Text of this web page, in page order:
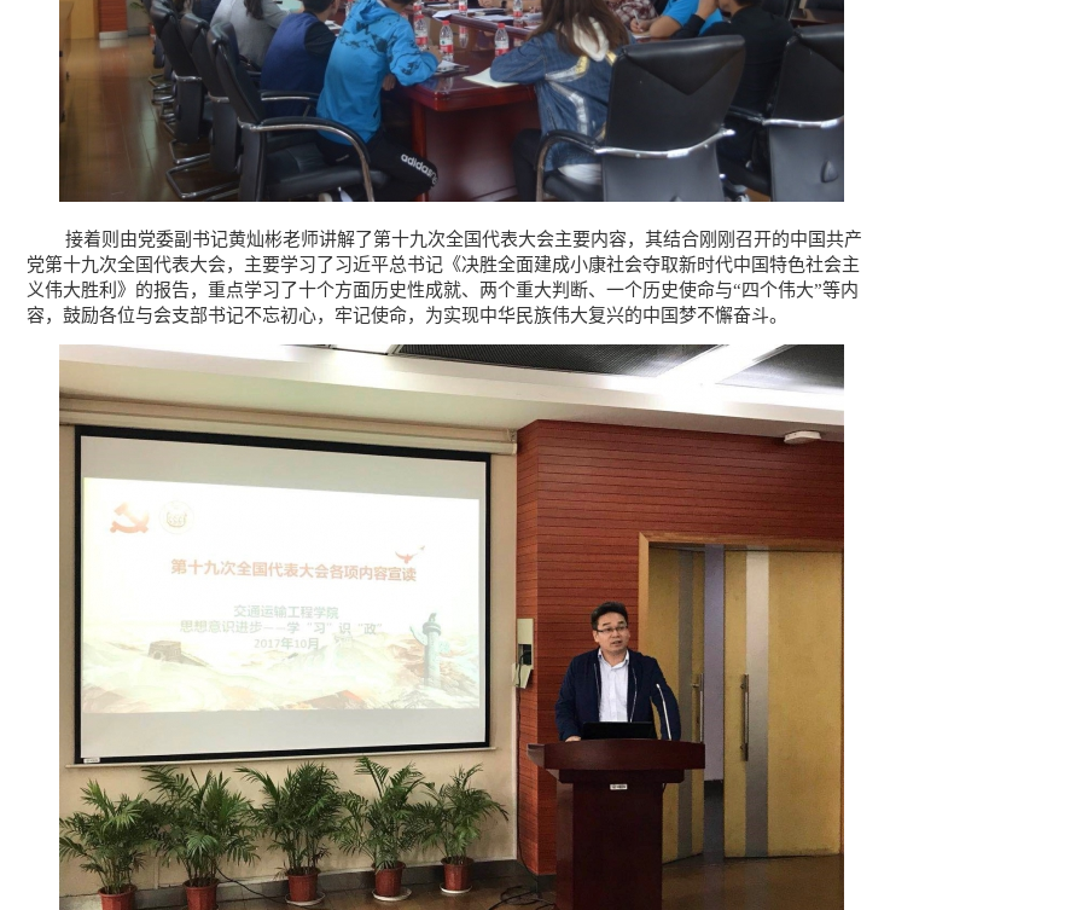
接着则由党委副书记黄灿彬老师讲解了第十九次全国代表大会主要内容，其结合刚刚召开的中国共产
党第十九次全国代表大会，主要学习了习近平总书记《决胜全面建成小康社会夺取新时代中国特色社会主
义伟大胜利》的报告，重点学习了十个方面历史性成就、两个重大判断、一个历史使命与“四个伟大”等内
容，鼓励各位与会支部书记不忘初心，牢记使命，为实现中华民族伟大复兴的中国梦不懈奋斗。